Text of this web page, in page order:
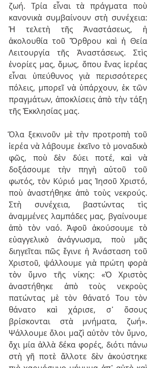
ζωή. Τρία εἶναι τὰ πράγματα ποὺ
κανονικὰ συμβαίνουν στὴ συνέχεια:
Ἡ τελετὴ τῆς Ἀναστάσεως, ἡ
ἀκολουθία τοῦ Ὄρθρου καὶ ἡ Θεία
Λειτουργία τῆς Ἀναστάσεως. Στὶς
ἐνορίες μας, ὅμως, ὅπου ἕνας ἱερέας
εἶναι ὑπεύθυνος γιὰ περισσότερες
πόλεις, μπορεῖ νὰ ὑπάρχουν, ἐκ τῶν
πραγμάτων, ἀποκλίσεις ἀπὸ τὴν τάξη
τῆς Ἐκκλησίας μας.
Ὅλα ξεκινοῦν μὲ τὴν προτροπὴ τοῦ
ἱερέα νὰ λάβουμε ἐκεῖνο τὸ μοναδικὸ
φῶς, ποὺ δὲν δύει ποτέ, καὶ νὰ
δοξάσουμε τὴν πηγὴ αὐτοῦ τοῦ
φωτός, τὸν Κύριό μας Ἰησοῦ Χριστό,
ποὺ ἀναστήθηκε ἀπὸ τοὺς νεκρούς.
Στὴ συνέχεια, βαστώντας τὶς
ἀναμμένες λαμπάδες μας, βγαίνουμε
ἀπὸ τὸν ναό. Ἀφοῦ ἀκούσουμε τὸ
εὐαγγελικὸ ἀνάγνωσμα, ποὺ μᾶς
διηγεῖται πῶς ἔγινε ἡ Ἀνάσταση τοῦ
Χριστοῦ, ψάλλουμε γιὰ πρώτη φορὰ
τὸν ὕμνο τῆς νίκης: «Ὁ Χριστὸς
ἀναστήθηκε ἀπὸ τοὺς νεκροὺς
πατώντας μὲ τὸν θάνατό Του τὸν
θάνατο καὶ χάρισε, σ᾽ ὅσους
βρίσκονται στὰ μνήματα, ζωή».
Ψάλλουμε ὅλοι μαζὶ αὐτὸν τὸν ὕμνο,
ὄχι μία ἀλλὰ δέκα φορές, διότι πάνω
στὴ γῆ ποτὲ ἄλλοτε δὲν ἀκούστηκε